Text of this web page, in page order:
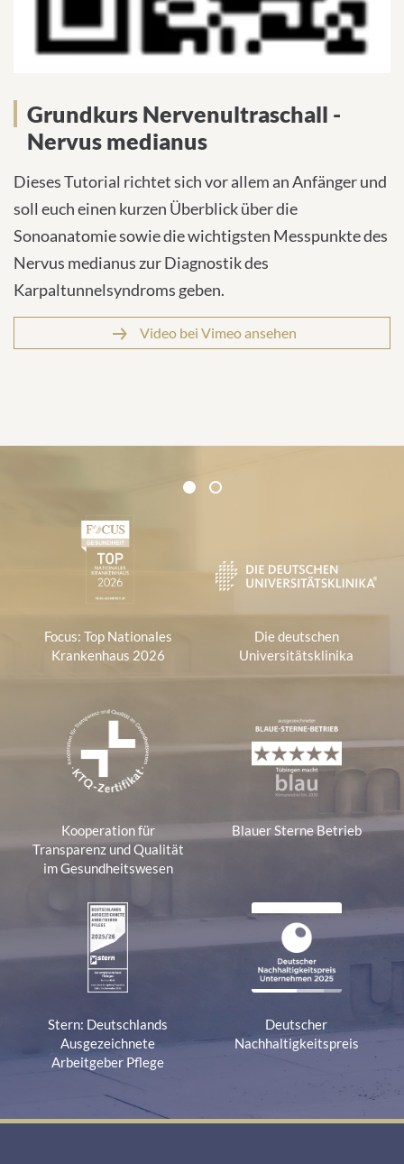
Grundkurs Nervenultraschall -
Nervus medianus
Dieses Tutorial richtet sich vor allem an Anfänger und
soll euch einen kurzen Überblick über die
Sonoanatomie sowie die wichtigsten Messpunkte des
Nervus medianus zur Diagnostik des
Karpaltunnelsyndroms geben.
Video bei Vimeo ansehen
Zertifikate und Verbände
1 2
Focus: Top Nationales
Krankenhaus 2026
Die deutschen
Universitätsklinika
Kooperation für
Transparenz und Qualität
im Gesundheitswesen
Blauer Sterne Betrieb
Stern: Deutschlands
Ausgezeichnete
Arbeitgeber Pflege
Deutscher
Nachhaltigkeitspreis